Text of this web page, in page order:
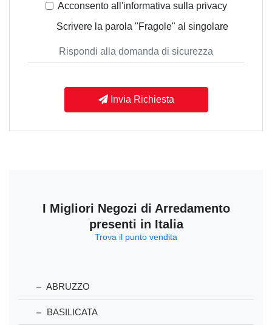
Acconsento all'informativa sulla privacy
Scrivere la parola "Fragole" al singolare
Invia Richiesta
I Migliori Negozi di Arredamento
presenti in Italia
Trova il punto vendita
ABRUZZO
BASILICATA